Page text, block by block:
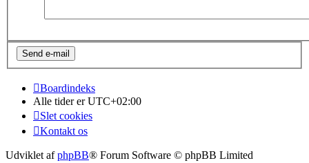
Boardindeks
Alle tider erUTC+02:00
Slet cookies
Kontakt os
Udviklet afphpBB® Forum Software © phpBB Limited